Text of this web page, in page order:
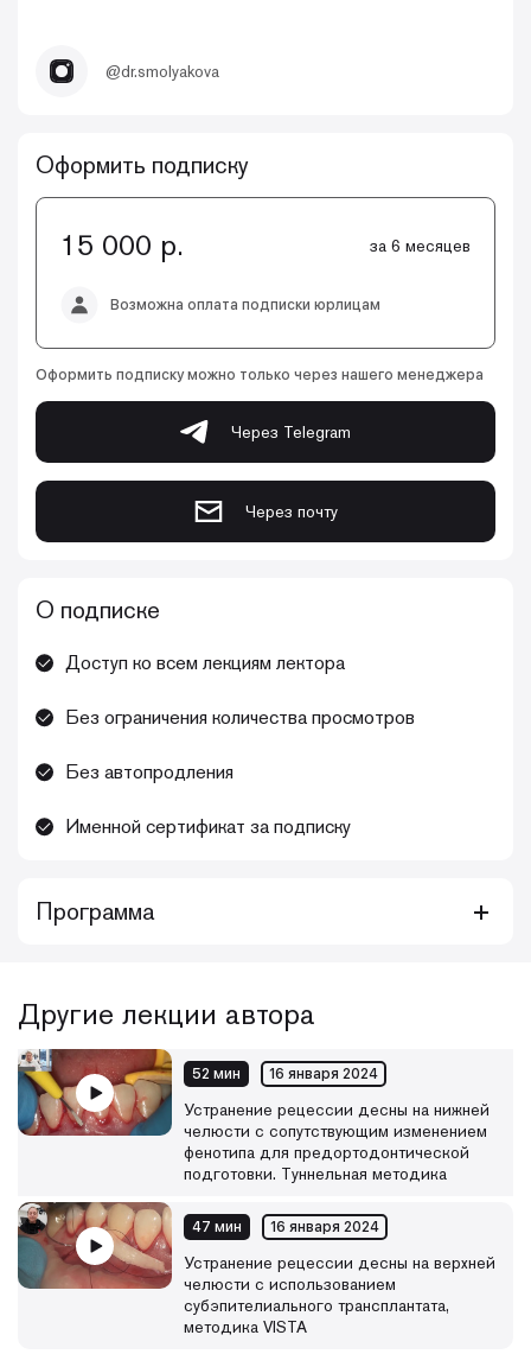
@dr.smolyakova
Оформить подписку
15 000 р. за 6 месяцев
Возможна оплата подписки юрлицам
Оформить подписку можно только через нашего менеджера
Через Telegram
Через почту
О подписке
Доступ ко всем лекциям лектора
Без ограничения количества просмотров
Без автопродления
Именной сертификат за подписку
Программа
знания, актуализировать нюансы, повысить уровень
насмотренности
Каждый месяц библиотека видеолекций будет
пополняться новыми материалами.
Другие лекции автора
52 мин 16 января 2024
Устранение рецессии десны на нижней
челюсти с сопутствующим изменением
фенотипа для предортодонтической
подготовки. Туннельная методика
47 мин 16 января 2024
Устранение рецессии десны на верхней
челюсти с использованием
субэпителиального трансплантата,
методика VISTA